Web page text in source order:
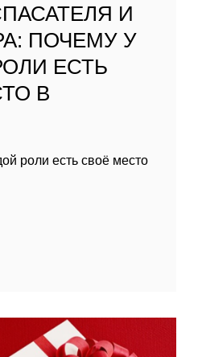
И
ПОЧЕМУ У
ЕСТЬ
В
роли есть своё место